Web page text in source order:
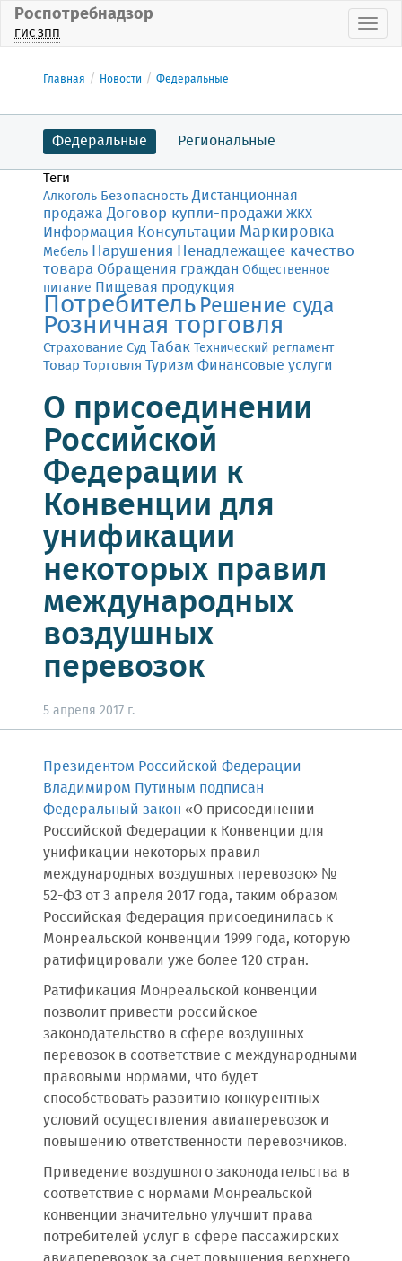
Роспотребнадзор
ГИС ЗПП
Главная Новости Федеральные
Федеральные Региональные
Теги
Алкоголь БезопасностьДистанционная
продажа Договор купли-продажи ЖКХ
Информация Консультации Маркировка
Мебель Нарушения Ненадлежащее качество
товара Обращения граждан Общественное
питание Пищевая продукция
ПотребительРешение суда
Розничная торговля
СтрахованиеСудТабакТехнический регламент
Товар Торговля Туризм Финансовые услуги
О присоединении
Российской
Федерации к
Конвенции для
унификации
некоторых правил
международных
воздушных
перевозок
5 апреля 2017 г.
Президентом Российской Федерации
Владимиром Путиным подписан
Федеральный закон «О присоединении
Российской Федерации к Конвенции для
унификации некоторых правил
международных воздушных перевозок» №
52-ФЗ от 3 апреля 2017 года, таким образом
Российская Федерация присоединилась к
Монреальской конвенции 1999 года, которую
ратифицировали уже более 120 стран.
Ратификация Монреальской конвенции
позволит привести российское
законодательство в сфере воздушных
перевозок в соответствие с международными
правовыми нормами, что будет
способствовать развитию конкурентных
условий осуществления авиаперевозок и
повышению ответственности перевозчиков.
Приведение воздушного законодательства в
соответствие с нормами Монреальской
конвенции значительно улучшит права
потребителей услуг в сфере пассажирских